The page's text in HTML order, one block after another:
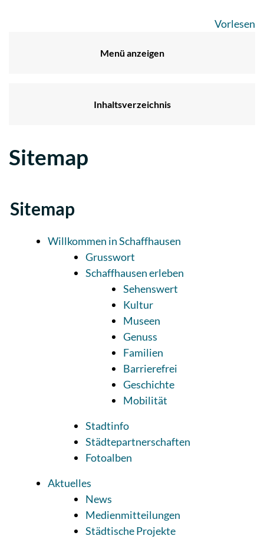
Vorlesen
Menü anzeigen
Inhaltsverzeichnis
Sitemap
Sitemap
Willkommen in Schaffhausen
Grusswort
Schaffhausen erleben
Sehenswert
Kultur
Museen
Genuss
Familien
Barrierefrei
Geschichte
Mobilität
Stadtinfo
Städtepartnerschaften
Fotoalben
Aktuelles
News
Medienmitteilungen
Städtische Projekte